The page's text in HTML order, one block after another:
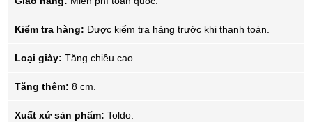
Kiểm tra hàng: Được kiểm tra hàng trước khi thanh toán.
Loại giày: Tăng chiều cao.
Tăng thêm: 8 cm.
Xuất xứ sản phẩm: Toldo.